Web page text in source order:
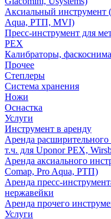
Аксиальный инструмент
Aqua, РТП, MVI)
Пресс-инструмент для
PEX
Калибраторы,
Прочее
Степлеры
Система хранения
Ножи
Оснастка
Услуги
Инструмент в аренду
Аренда расширительного
т.ч. для Uponor PEX,
Аренда аксиального
Comap, Pro Aqua, РТП)
Аренда пресс-
нержавейки
Аренда прочего
Услуги